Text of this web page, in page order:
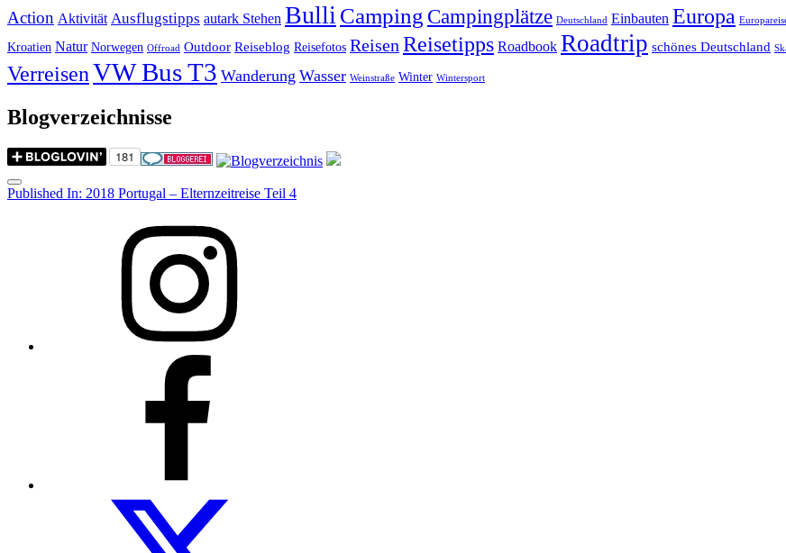
Action Aktivität Ausflugstipps autark Stehen BulliCamping Campingplätze Deutschland Einbauten Europa
Kroatien Natur Norwegen Offroad Outdoor Reiseblog Reisefotos ReisenReisetipps Roadbook Roadtrip schönes Deutschland
VerreisenVW Bus T3 Wanderung Wasser Weinstraße Winter Wintersport
Blogverzeichnisse
Menu
Post
Published In: 2018 Portugal – Elternzeitreise Teil 4